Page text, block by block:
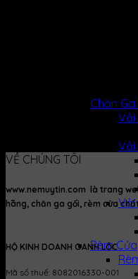
Chăn Ga
Vải
Vải
Rèm Cửa
selected page in a
Very useful if you need
VỀ CHÚNG TÔI
www.nemuytin.com là trang
hãng, chăn ga gối, rèm cửa
HỘ KINH DOANH OANH LỘC
Mã số thuế: 8082016330-001